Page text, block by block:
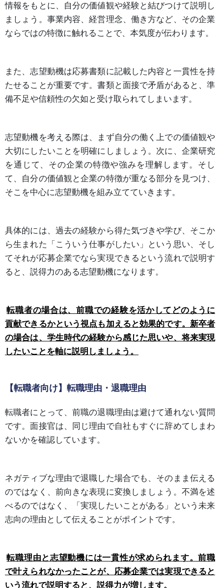
情報をもとに、自分の価値観や経験と結びつけて説明し
ましょう。事業内容、経営理念、働き方など、その企業
ならではの特徴に触れることで、本気度が伝わります。
また、志望動機は応募書類に記載した内容と一貫性を持
たせることが重要です。書類と面接で矛盾があると、準
備不足や信頼性の欠如と受け取られてしまいます。
志望動機を考える際は、まず自分の働く上での価値観や
大切にしたいことを明確にしましょう。次に、企業研究
を通じて、その企業の特徴や強みを理解します。そし
て、自分の価値観と企業の特徴が重なる部分を見つけ、
そこを中心に志望動機を組み立てていきます。
具体的には、過去の経験から得た気づきや学び、そこか
ら生まれた「こういう仕事がしたい」という思い、そし
てそれが応募企業でなら実現できるという流れで説明す
ると、説得力のある志望動機になります。
転職者の場合は、前職での経験を活かしてどのように
貢献できるかという視点も加えると効果的です。新卒者
の場合は、学生時代の経験から感じた思いや、将来実現
したいことを軸に説明しましょう。
【転職者向け】転職理由・退職理由
転職者にとって、前職の退職理由は避けて通れない質問
です。面接官は、同じ理由で自社もすぐに辞めてしまわ
ないかを確認しています。
ネガティブな理由で退職した場合でも、そのまま伝える
のではなく、前向きな表現に変換しましょう。不満を述
べるのではなく、「実現したいことがある」という未来
志向の理由として伝えることがポイントです。
転職理由と志望動機には一貫性が求められます。前職
で叶えられなかったことが、応募企業では実現できると
いう流れで説明すると、説得力が増します。